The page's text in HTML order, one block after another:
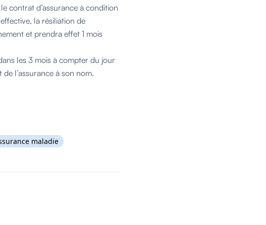
contrat d’assurance à condition
la résiliation de
et prendra effet 1 mois
les 3 mois à compter du jour
l’assurance à son nom.
maladie